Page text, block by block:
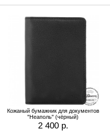
Кожаный бумажник для документов
"Неаполь" (чёрный)
2 400 р.